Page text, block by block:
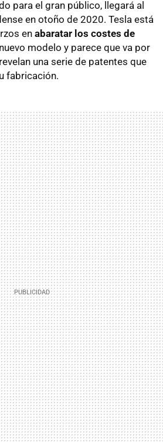
para el gran público, llegará al
en otoño de 2020. Tesla está
enabaratar los costes de
modelo y parece que va por
una serie de patentes que
fabricación.